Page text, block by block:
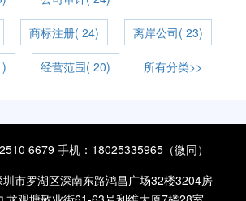
商标注册( 24) 离岸公司( 23)
经营范围( 20) 所有分类>>
6679 手机：18025335965（微同）
市罗湖区深南东路鸿昌广场32楼3204房